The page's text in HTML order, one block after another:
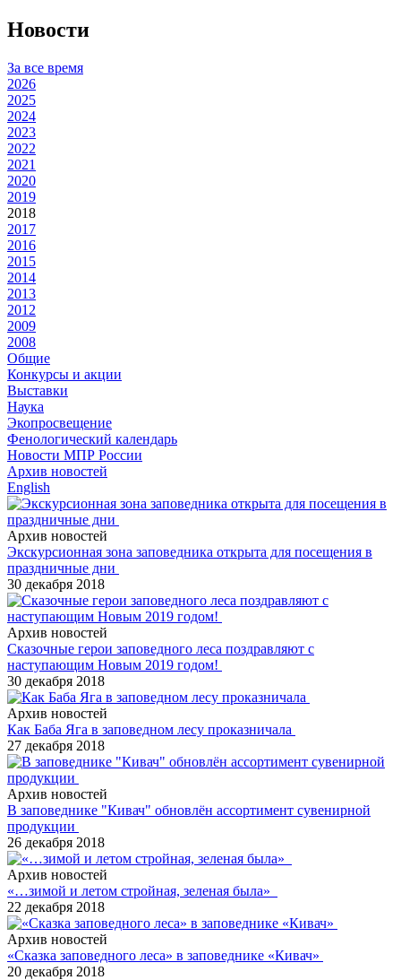
Новости
За все время
2026
2025
2024
2023
2022
2021
2020
2019
2018
2017
2016
2015
2014
2013
2012
2009
2008
Общие
Конкурсы и акции
Выставки
Наука
Экопросвещение
Фенологический календарь
Новости МПР России
Архив новостей
English
Архив новостей
Экскурсионная зона заповедника открыта для посещения в
праздничные дни
30 декабря 2018
Архив новостей
Сказочные герои заповедного леса поздравляют с
наступающим Новым 2019 годом!
30 декабря 2018
Архив новостей
Как Баба Яга в заповедном лесу проказничала
27 декабря 2018
Архив новостей
В заповеднике "Кивач" обновлён ассортимент сувенирной
продукции
26 декабря 2018
Архив новостей
«…зимой и летом стройная, зеленая была»
22 декабря 2018
Архив новостей
«Сказка заповедного леса» в заповеднике «Кивач»
20 декабря 2018